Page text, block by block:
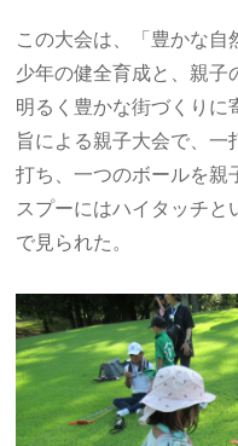
この大会は、「豊かな
少年の健全育成と、親子
明るく豊かな街づくりに
旨による親子大会で、一
打ち、一つのボールを親
スプーにはハイタッチと
で見られた。